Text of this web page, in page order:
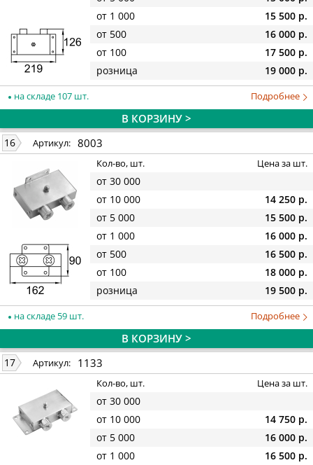
от 1 000
15 500 р.
от 500
16 000 р.
от 100
17 500 р.
розница
19 000 р.
на складе 107 шт. Подробнее
В КОРЗИНУ >
16 Артикул: 8003
Кол-во, шт. Цена за шт.
от 30 000
от 10 000
14 250 р.
от 5 000
15 500 р.
от 1 000
16 000 р.
от 500
16 500 р.
от 100
18 000 р.
розница
19 500 р.
на складе 59 шт. Подробнее
В КОРЗИНУ >
17 Артикул: 1133
Кол-во, шт. Цена за шт.
от 30 000
от 10 000
14 750 р.
от 5 000
16 000 р.
от 1 000
16 500 р.